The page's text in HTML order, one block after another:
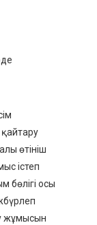
қайтару
өтініш
істеп
бөлігі осы
жұмысын